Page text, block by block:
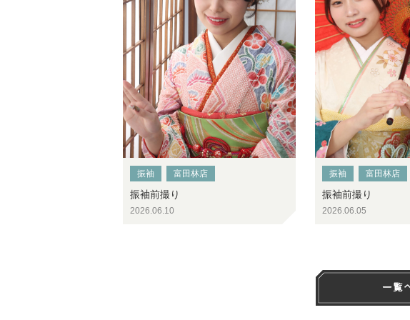
振袖 富田林店
振袖前撮り
2026.06.10
振袖 富田林店
振袖前撮り
2026.06.05